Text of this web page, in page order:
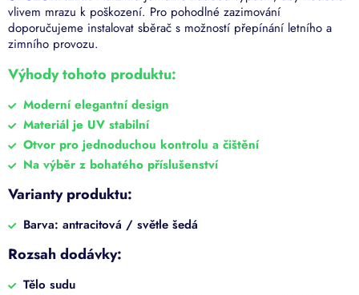
vlivem mrazu k poškození. Pro pohodlné zazimování
doporučujeme instalovat sběrač s možností přepínání letního a
zimního provozu.
Výhody tohoto produktu:
Moderní elegantní design
Materiál je UV stabilní
Otvor pro jednoduchou kontrolu a čištění
Na výběr z bohatého příslušenství
Varianty produktu:
Barva: antracitová / světle šedá
Rozsah dodávky:
Tělo sudu